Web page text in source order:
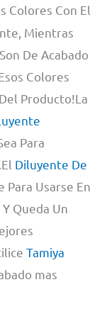
Colores Con El
Mientras
De Acabado
Colores
Producto!La
Para
Diluyente De
Para Usarse En
Queda Un
Tamiya
mas